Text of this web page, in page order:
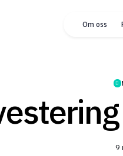
Om oss
9